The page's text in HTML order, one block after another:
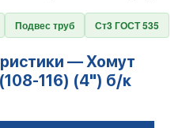
Подвес труб Ст3 ГОСТ 535
— Хомут
116) (4") б/к